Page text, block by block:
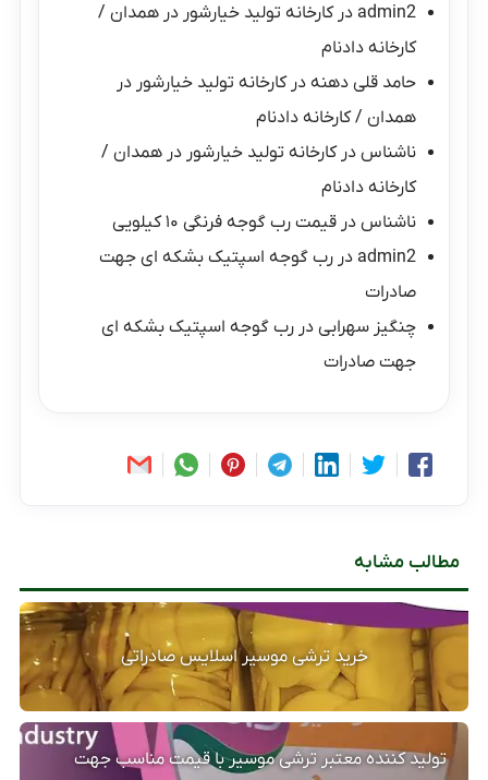
admin2 درکارخانه تولید خیارشور در همدان /
کارخانه دادنام
حامد قلی دهنه درکارخانه تولید خیارشور در
همدان / کارخانه دادنام
ناشناس درکارخانه تولید خیارشور در همدان /
کارخانه دادنام
ناشناس درقیمت رب گوجه فرنگی ۱۰ کیلویی
admin2 دررب گوجه اسپتیک بشکه ای جهت
صادرات
چنگیز سهرابی دررب گوجه اسپتیک بشکه ای
جهت صادرات
مطالب مشابه
خرید ترشی موسیر اسلایس صادراتی
تولید کننده معتبر ترشی موسیر با قیمت مناسب جهت